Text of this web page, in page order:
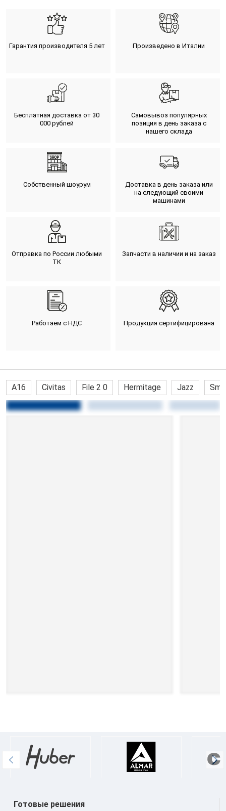
Гарантия производителя 5 лет Произведено в Италии
Бесплатная доставка от 30
000 рублей
Самовывоз популярных
позиция в день заказа с
нашего склада
Собственный шоурум
Доставка в день заказа или
на следующий своими
машинами
Отправка по России любыми
ТК
Запчасти в наличии и на заказ
Работаем с НДС Продукция сертифицирована
A16 Civitas File 2 0 Hermitage Jazz
Готовые решения